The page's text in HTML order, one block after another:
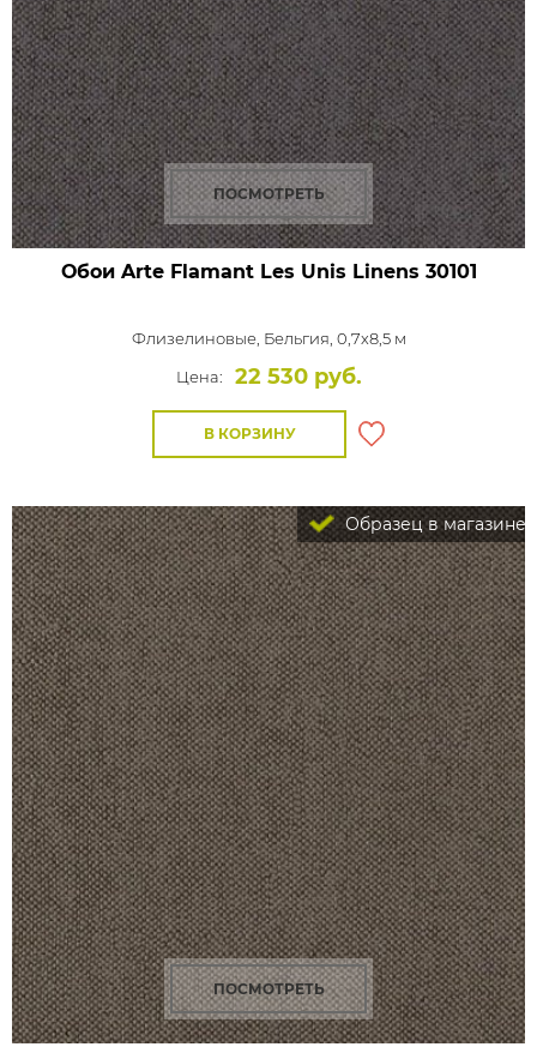
ПОСМОТРЕТЬ
Обои Arte Flamant Les Unis Linens 30101
Флизелиновые, Бельгия, 0,7x8,5 м
Цена:
22 530 руб.
В КОРЗИНУ
Образец в магазине
ПОСМОТРЕТЬ